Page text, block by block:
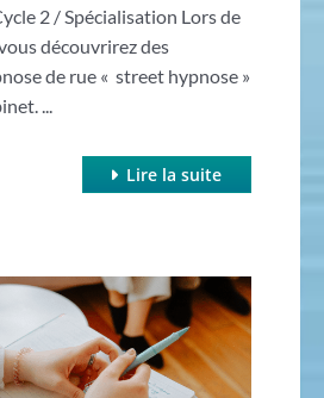
2 / Spécialisation Lors de
découvrirez des
de rue « street hypnose »
...
Lire la suite